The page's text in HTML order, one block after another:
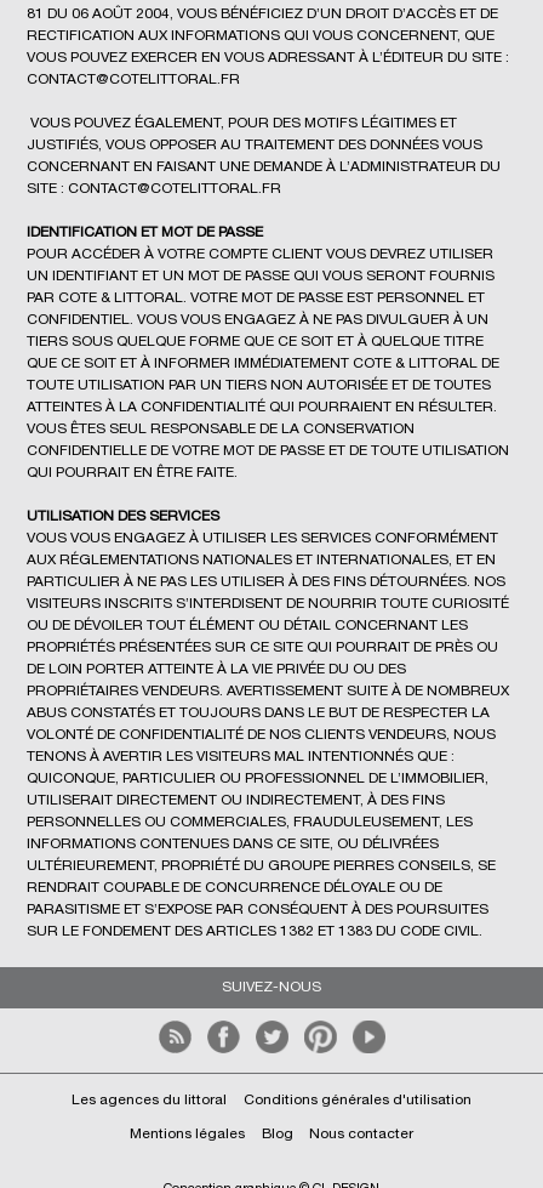
81 DU 06 AOÛT 2004, VOUS BÉNÉFICIEZ D’UN DROIT D’ACCÈS ET DE
RECTIFICATION AUX INFORMATIONS QUI VOUS CONCERNENT, QUE
VOUS POUVEZ EXERCER EN VOUS ADRESSANT À L’ÉDITEUR DU SITE :
CONTACT@COTELITTORAL.FR
VOUS POUVEZ ÉGALEMENT, POUR DES MOTIFS LÉGITIMES ET
JUSTIFIÉS, VOUS OPPOSER AU TRAITEMENT DES DONNÉES VOUS
CONCERNANT EN FAISANT UNE DEMANDE À L’ADMINISTRATEUR DU
SITE : CONTACT@COTELITTORAL.FR
IDENTIFICATION ET MOT DE PASSE
POUR ACCÉDER À VOTRE COMPTE CLIENT VOUS DEVREZ UTILISER
UN IDENTIFIANT ET UN MOT DE PASSE QUI VOUS SERONT FOURNIS
PAR COTE & LITTORAL. VOTRE MOT DE PASSE EST PERSONNEL ET
CONFIDENTIEL. VOUS VOUS ENGAGEZ À NE PAS DIVULGUER À UN
TIERS SOUS QUELQUE FORME QUE CE SOIT ET À QUELQUE TITRE
QUE CE SOIT ET À INFORMER IMMÉDIATEMENT COTE & LITTORAL DE
TOUTE UTILISATION PAR UN TIERS NON AUTORISÉE ET DE TOUTES
ATTEINTES À LA CONFIDENTIALITÉ QUI POURRAIENT EN RÉSULTER.
VOUS ÊTES SEUL RESPONSABLE DE LA CONSERVATION
CONFIDENTIELLE DE VOTRE MOT DE PASSE ET DE TOUTE UTILISATION
QUI POURRAIT EN ÊTRE FAITE.
UTILISATION DES SERVICES
VOUS VOUS ENGAGEZ À UTILISER LES SERVICES CONFORMÉMENT
AUX RÉGLEMENTATIONS NATIONALES ET INTERNATIONALES, ET EN
PARTICULIER À NE PAS LES UTILISER À DES FINS DÉTOURNÉES. NOS
VISITEURS INSCRITS S’INTERDISENT DE NOURRIR TOUTE CURIOSITÉ
OU DE DÉVOILER TOUT ÉLÉMENT OU DÉTAIL CONCERNANT LES
PROPRIÉTÉS PRÉSENTÉES SUR CE SITE QUI POURRAIT DE PRÈS OU
DE LOIN PORTER ATTEINTE À LA VIE PRIVÉE DU OU DES
PROPRIÉTAIRES VENDEURS. AVERTISSEMENT SUITE À DE NOMBREUX
ABUS CONSTATÉS ET TOUJOURS DANS LE BUT DE RESPECTER LA
VOLONTÉ DE CONFIDENTIALITÉ DE NOS CLIENTS VENDEURS, NOUS
TENONS À AVERTIR LES VISITEURS MAL INTENTIONNÉS QUE :
QUICONQUE, PARTICULIER OU PROFESSIONNEL DE L’IMMOBILIER,
UTILISERAIT DIRECTEMENT OU INDIRECTEMENT, À DES FINS
PERSONNELLES OU COMMERCIALES, FRAUDULEUSEMENT, LES
INFORMATIONS CONTENUES DANS CE SITE, OU DÉLIVRÉES
ULTÉRIEUREMENT, PROPRIÉTÉ DU GROUPE PIERRES CONSEILS, SE
RENDRAIT COUPABLE DE CONCURRENCE DÉLOYALE OU DE
PARASITISME ET S’EXPOSE PAR CONSÉQUENT À DES POURSUITES
SUR LE FONDEMENT DES ARTICLES 1382 ET 1383 DU CODE CIVIL.
SUIVEZ-NOUS
Les agences du littoral Conditions générales d'utilisation
Mentions légales Blog Nous contacter